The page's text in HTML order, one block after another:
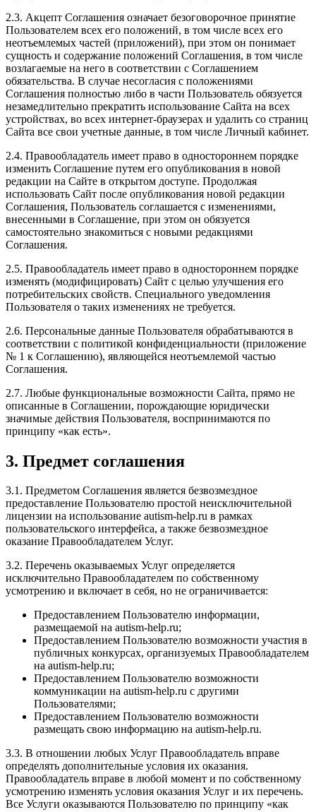
2.3. Акцепт Соглашения означает безоговорочное принятие
Пользователем всех его положений, в том числе всех его
неотъемлемых частей (приложений), при этом он понимает
сущность и содержание положений Соглашения, в том числе
возлагаемые на него в соответствии с Соглашением
обязательства. В случае несогласия с положениями
Соглашения полностью либо в части Пользователь обязуется
незамедлительно прекратить использование Сайта на всех
устройствах, во всех интернет-браузерах и удалить со страниц
Сайта все свои учетные данные, в том числе Личный кабинет.
2.4. Правообладатель имеет право в одностороннем порядке
изменить Соглашение путем его опубликования в новой
редакции на Сайте в открытом доступе. Продолжая
использовать Сайт после опубликования новой редакции
Соглашения, Пользователь соглашается с изменениями,
внесенными в Соглашение, при этом он обязуется
самостоятельно знакомиться с новыми редакциями
Соглашения.
2.5. Правообладатель имеет право в одностороннем порядке
изменять (модифицировать) Сайт с целью улучшения его
потребительских свойств. Специального уведомления
Пользователя о таких изменениях не требуется.
2.6. Персональные данные Пользователя обрабатываются в
соответствии с политикой конфиденциальности (приложение
№ 1 к Соглашению), являющейся неотъемлемой частью
Соглашения.
2.7. Любые функциональные возможности Сайта, прямо не
описанные в Соглашении, порождающие юридически
значимые действия Пользователя, воспринимаются по
принципу «как есть».
3. Предмет соглашения
3.1. Предметом Соглашения является безвозмездное
предоставление Пользователю простой неисключительной
лицензии на использование autism-help.ru в рамках
пользовательского интерфейса, а также безвозмездное
оказание Правообладателем Услуг.
3.2. Перечень оказываемых Услуг определяется
исключительно Правообладателем по собственному
усмотрению и включает в себя, но не ограничивается:
Предоставлением Пользователю информации,
размещаемой на autism-help.ru;
Предоставлением Пользователю возможности участия в
публичных конкурсах, организуемых Правообладателем
на autism-help.ru;
Предоставлением Пользователю возможности
коммуникации на autism-help.ru с другими
Пользователями;
Предоставлением Пользователю возможности
размещать свою информацию на autism-help.ru.
3.3. В отношении любых Услуг Правообладатель вправе
определять дополнительные условия их оказания.
Правообладатель вправе в любой момент и по собственному
усмотрению изменять условия оказания Услуг и их перечень.
Все Услуги оказываются Пользователю по принципу «как